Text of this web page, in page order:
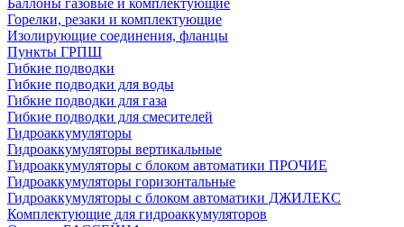
Баллоны газовые и комплектующие
Горелки, резаки и комплектующие
Изолирующие соединения, фланцы
Пункты ГРПШ
Гибкие подводки
Гибкие подводки для воды
Гибкие подводки для газа
Гибкие подводки для смесителей
Гидроаккумуляторы
Гидроаккумуляторы вертикальные
Гидроаккумуляторы с блоком автоматики ПРОЧИЕ
Гидроаккумуляторы горизонтальные
Гидроаккумуляторы с блоком автоматики ДЖИЛЕКС
Комплектующие для гидроаккумуляторов